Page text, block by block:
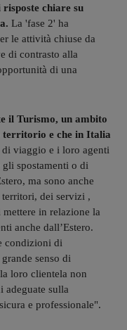
chiare su
La 'fase 2' ha
le attività chiuse da
di contrasto alla
di una
il Turismo, un ambito
territorio e che in Italia
di viaggio e i loro agenti
spostamenti o di
ma sono anche
dei servizi ,
in relazione la
anche dall’Estero.
condizioni di
senso di
loro clientela non
adeguate sulla
e professionale".